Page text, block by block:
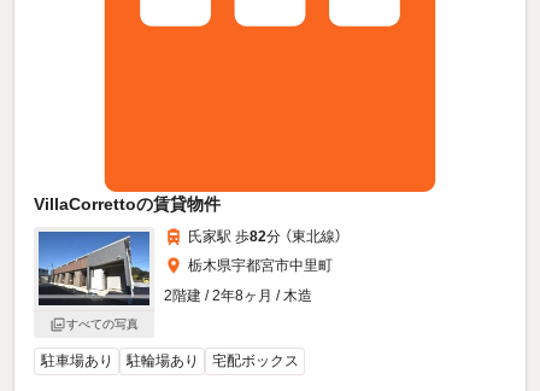
VillaCorrettoの賃貸物件
すべての写真
氏家駅 歩82分 （東北線）
栃木県宇都宮市中里町
2階建 / 2年8ヶ月 / 木造
駐車場あり 駐輪場あり 宅配ボックス